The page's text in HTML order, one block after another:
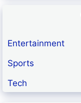
Entertainment
Sports
Tech